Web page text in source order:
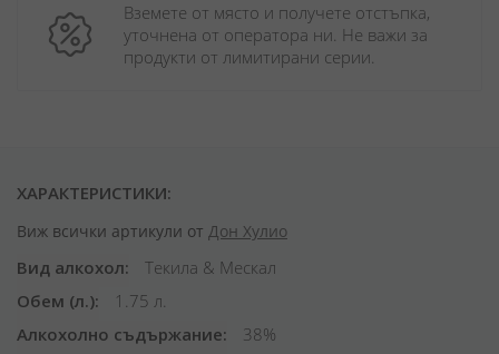
Вземете от място и получете отстъпка,
уточнена от оператора ни. Не важи за
продукти от лимитирани серии.
ХАРАКТЕРИСТИКИ:
Виж всички артикули от Дон Хулио
Вид алкохол
Текила & Мескал
Обем (л.)
1.75 л.
Алкохолно съдържание
38%